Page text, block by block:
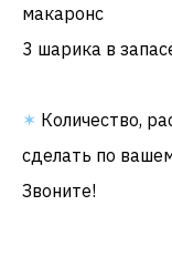
макаронс
3 шарика в
✶ Количество,
сделать по
Звоните!